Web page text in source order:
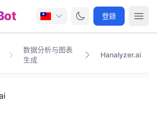
登錄
数据分析与图表
生成
Hanalyzer.ai